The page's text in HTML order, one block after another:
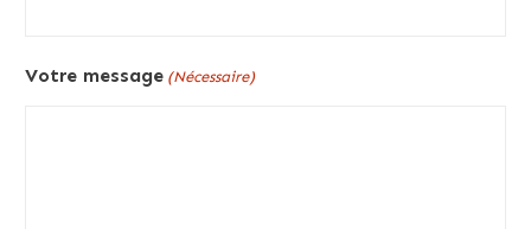
Votre message (Nécessaire)